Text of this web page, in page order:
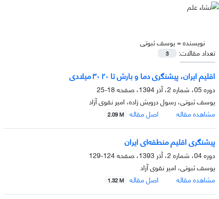
نویسنده =یوسف ثبوتى
تعداد مقالات:
3
اقلیم ایران، پیشنگری دما و بارش تا ۲۰ ۳۰ میلادی
دوره 05، شماره 2، آذر 1394، صفحه
18-25
یوسف ثبوتی، رسول درویش زاده، امیر نقوی آزاد
مشاهده مقاله
اصل مقاله 2.09 M
پیشنگری اقلیم منطقه‌ای ایران
دوره 04، شماره 2، آذر 1393، صفحه
124-129
یوسف ثبوتی، امیر نقوی آزاد
مشاهده مقاله
اصل مقاله 1.32 M